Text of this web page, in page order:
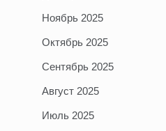
Ноябрь 2025
Октябрь 2025
Сентябрь 2025
Август 2025
Июль 2025